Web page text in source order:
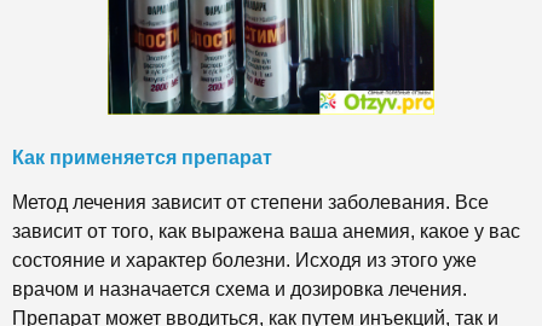
Как применяется препарат
Метод лечения зависит от степени заболевания. Все
зависит от того, как выражена ваша анемия, какое у вас
состояние и характер болезни. Исходя из этого уже
врачом и назначается схема и дозировка лечения.
Препарат может вводиться, как путем инъекций, так и